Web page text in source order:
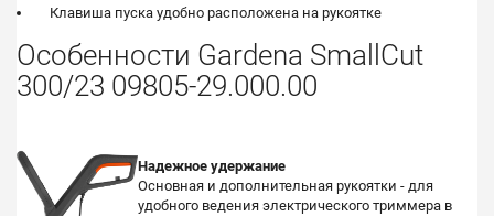
Клавиша пуска удобно расположена на рукоятке
Особенности Gardena SmallCut
300/23 09805-29.000.00
Надежное удержание
Основная и дополнительная рукоятки - для
удобного ведения электрического триммера в